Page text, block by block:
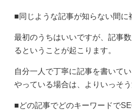
■同じような記事が知らない間に
最初のうちはいいですが、記事
るということが起こります。
自分一人で丁寧に記事を書いて
やっている場合は、よりいっそう
■どの記事でどのキーワードで